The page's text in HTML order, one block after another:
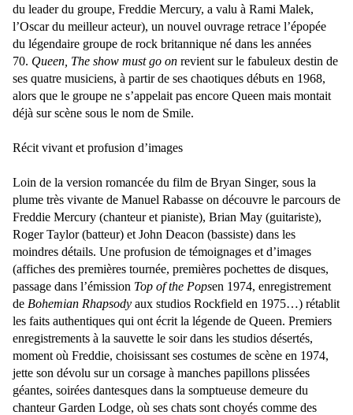
du leader du groupe, Freddie Mercury, a valu à Rami Malek,
l’Oscar du meilleur acteur), un nouvel ouvrage retrace l’épopée
du légendaire groupe de rock britannique né dans les années
70. Queen, The show must go on revient sur le fabuleux destin de
ses quatre musiciens, à partir de ses chaotiques débuts en 1968,
alors que le groupe ne s’appelait pas encore Queen mais montait
déjà sur scène sous le nom de Smile.
Récit vivant et profusion d’images
Loin de la version romancée du film de Bryan Singer, sous la
plume très vivante de Manuel Rabasse on découvre le parcours de
Freddie Mercury (chanteur et pianiste), Brian May (guitariste),
Roger Taylor (batteur) et John Deacon (bassiste) dans les
moindres détails. Une profusion de témoignages et d’images
(affiches des premières tournée, premières pochettes de disques,
passage dans l’émission Top of the Popsen 1974, enregistrement
de Bohemian Rhapsody aux studios Rockfield en 1975…) rétablit
les faits authentiques qui ont écrit la légende de Queen. Premiers
enregistrements à la sauvette le soir dans les studios désertés,
moment où Freddie, choisissant ses costumes de scène en 1974,
jette son dévolu sur un corsage à manches papillons plissées
géantes, soirées dantesques dans la somptueuse demeure du
chanteur Garden Lodge, où ses chats sont choyés comme des